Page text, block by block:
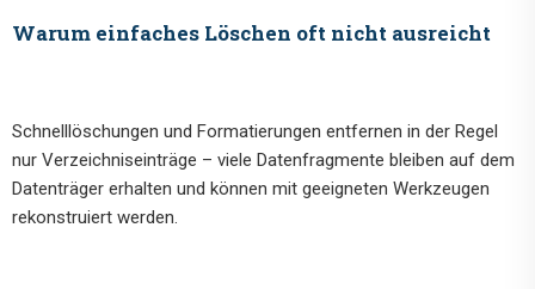
Warum einfaches Löschen oft nicht ausreicht
Schnelllöschungen und Formatierungen entfernen in der Regel
nur Verzeichniseinträge – viele Datenfragmente bleiben auf dem
Datenträger erhalten und können mit geeigneten Werkzeugen
rekonstruiert werden.